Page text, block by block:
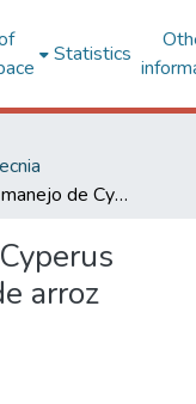
Statistics
Métodos de manejo de Cyperus esculentus na lavoura de arroz irrigado
arroz